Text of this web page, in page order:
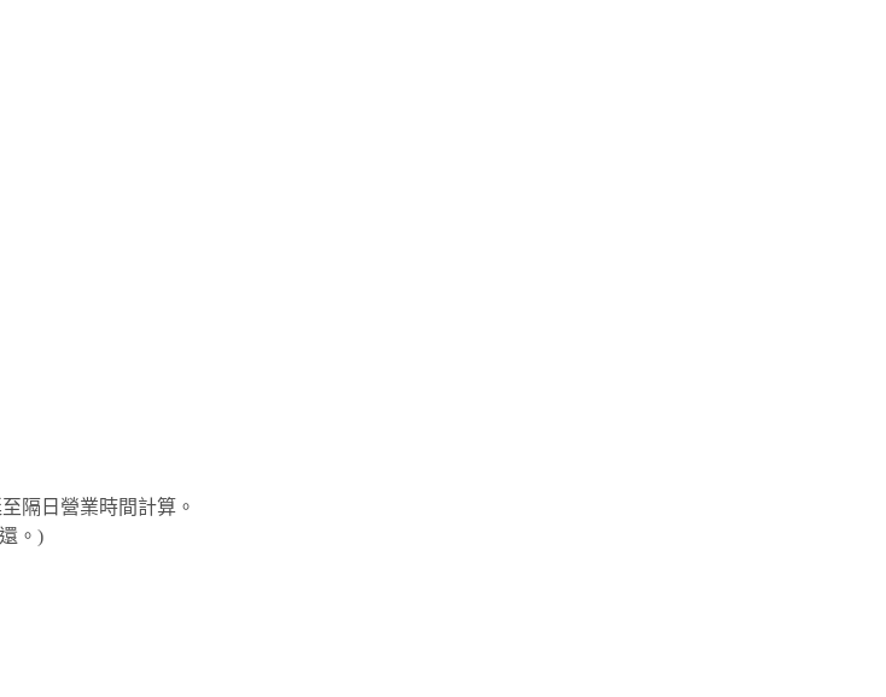
隔日營業時間計算。
。)